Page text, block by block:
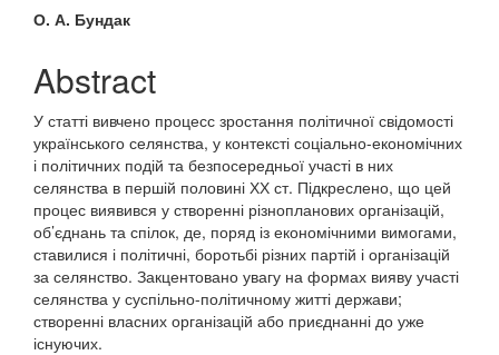
Main
Article
Content
О. А. Бундак
Abstract
У статті вивчено процесс зростання політичної свідомості
українського селянства, у контексті соціально-економічних
і політичних подій та безпосередньої участі в них
селянства в першій половині ХХ ст. Підкреслено, що цей
процес виявився у створенні різнопланових організацій,
об’єднань та спілок, де, поряд із економічними вимогами,
ставилися і політичні, боротьбі різних партій і організацій
за селянство. Закцентовано увагу на формах вияву участі
селянства у суспільно-політичному житті держави;
створенні власних організацій або приєднанні до уже
існуючих.